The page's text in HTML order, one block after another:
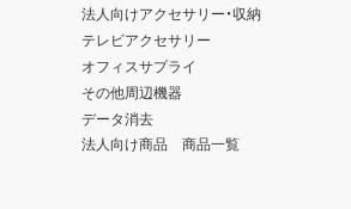
法人向けアクセサリー・収納
テレビアクセサリー
オフィスサプライ
その他周辺機器
データ消去
法人向け商品 商品一覧